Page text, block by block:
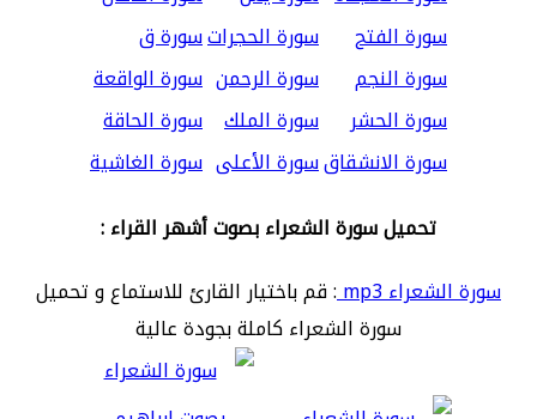
سورة الفتح
سورة الحجراتسورة ق
سورة النجم
سورة الرحمن سورة الواقعة
سورة الحشر
سورة الملك سورة الحاقة
سورة الانشقاقسورة الأعلى سورة الغاشية
تحميل سورة الشعراء بصوت أشهر القراء :
سورة الشعراء mp3
: قم باختيار القارئ للاستماع و تحميل
سورة الشعراء كاملة بجودة عالية